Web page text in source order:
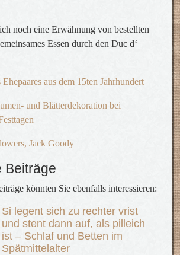
noch eine Erwähnung von bestellten
Essen durch den Duc d‘
aus dem 15ten Jahrhundert
und Blätterdekoration bei
Jack Goody
Beiträge
könnten Sie ebenfalls interessieren:
Si legent sich zu rechter vrist
und stent dann auf, als pilleich
ist – Schlaf und Betten im
Spätmittelalter